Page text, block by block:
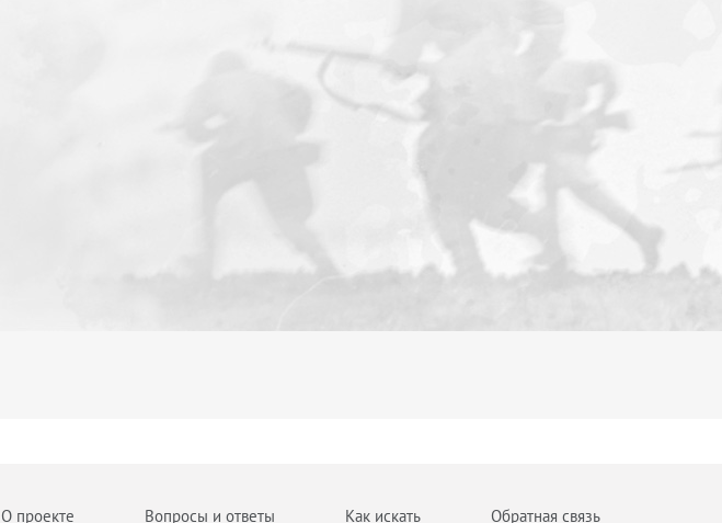
О проекте Вопросы и ответы Как искать Обратная связь